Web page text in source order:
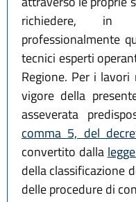
richiedere, in
professionalmente
tecnici esperti
Regione. Per i
vigore della
asseverata
comma 5, del
convertito dalla
della classificazione
delle procedure di